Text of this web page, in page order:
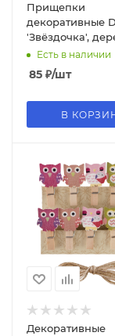
Прищепки
декоративные
'Звёздочка',
шт.;уп., DV-H-1080
Есть в наличии
85 ₽/шт
В
Декоративные